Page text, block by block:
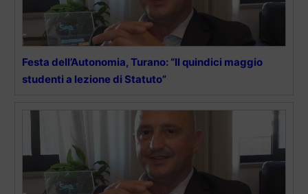
Festa dell’Autonomia, Turano: “Il quindici maggio
studenti a lezione di Statuto”